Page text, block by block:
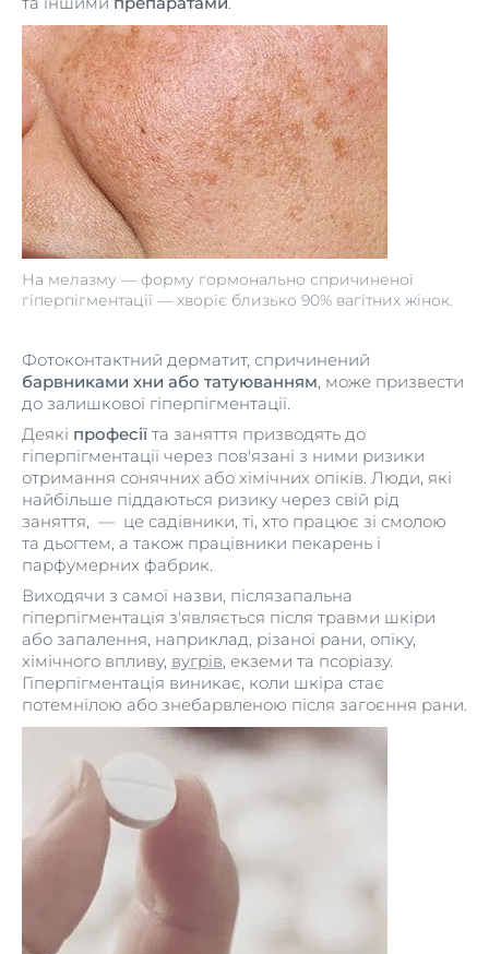
На мелазму — форму гормонально спричиненої
гіперпігментації — хворіє близько 90% вагітних жінок.
Фотоконтактний дерматит, спричинений
барвниками хни або татуюванням, може призвести
до залишкової гіперпігментації.
Деякі професії та заняття призводять до
гіперпігментації через пов'язані з ними ризики
отримання сонячних або хімічних опіків. Люди, які
найбільше піддаються ризику через свій рід
заняття, — це садівники, ті, хто працює зі смолою
та дьогтем, а також працівники пекарень і
парфумерних фабрик.
Виходячи з самої назви, післязапальна
гіперпігментація з'являється після травми шкіри
або запалення, наприклад, різаної рани, опіку,
хімічного впливу, вугрів, екземи та псоріазу.
Гіперпігментація виникає, коли шкіра стає
потемнілою або знебарвленою після загоєння рани.